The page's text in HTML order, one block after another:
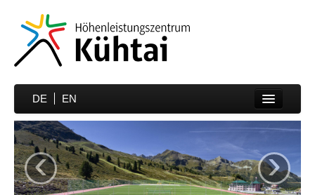
DE
EN
Home
Sportarten
Preise
‹ ›